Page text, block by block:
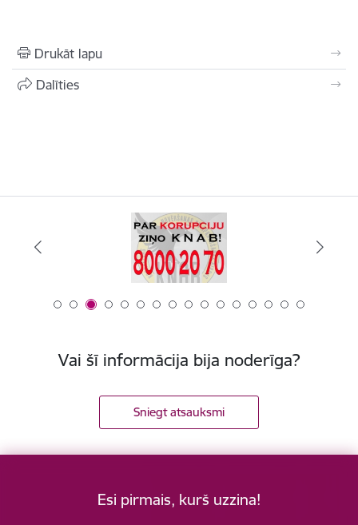
Drukāt lapu
Dalīties
Vai šī informācija bija noderīga?
Sniegt atsauksmi
Esi pirmais, kurš uzzina!